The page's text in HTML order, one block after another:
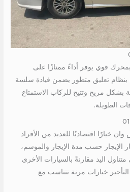
قوي يوفر أداءً ممتازًا على
بنظام تعليق متطور يضمن قيادة سلسة
مريح وتتيح للركاب الاستمتاع
الطويلة.
وان خيارًا اقتصاديًا للعديد من الأفراد
الإيجار حسب مدة الإيجار والموسم،
اليد مقارنةً بالسيارات الأخرى
خيارات مرنة تتناسب مع